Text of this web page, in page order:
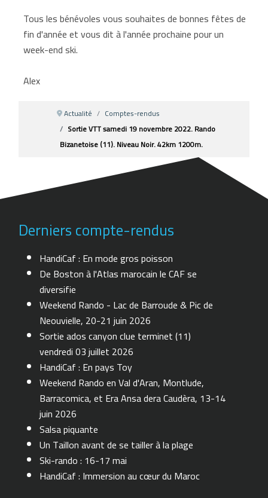
Tous les bénévoles vous souhaites de bonnes fêtes de
fin d'année et vous dit à l'année prochaine pour un
week-end ski.
Alex
Actualité
Comptes-rendus
Sortie VTT samedi 19 novembre 2022. Rando
Bizanetoise (11). Niveau Noir. 42km 1200m.
Derniers compte-rendus
HandiCaf : En mode gros poisson
De Boston à l'Atlas marocain le CAF se
diversifie
Weekend Rando - Lac de Barroude & Pic de
Neouvielle, 20-21 juin 2026
Sortie ados canyon clue terminet (11)
vendredi 03 juillet 2026
HandiCaf : En pays Toy
Weekend Rando en Val d'Aran, Montlude,
Barracomica, et Era Ansa dera Caudèra, 13-14
juin 2026
Salsa piquante
Un Taillon avant de se tailler à la plage
Ski-rando : 16-17 mai
HandiCaf : Immersion au cœur du Maroc